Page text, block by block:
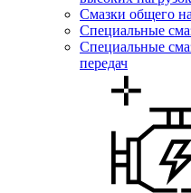
Смазки общего
Специальные
Специальные
передач